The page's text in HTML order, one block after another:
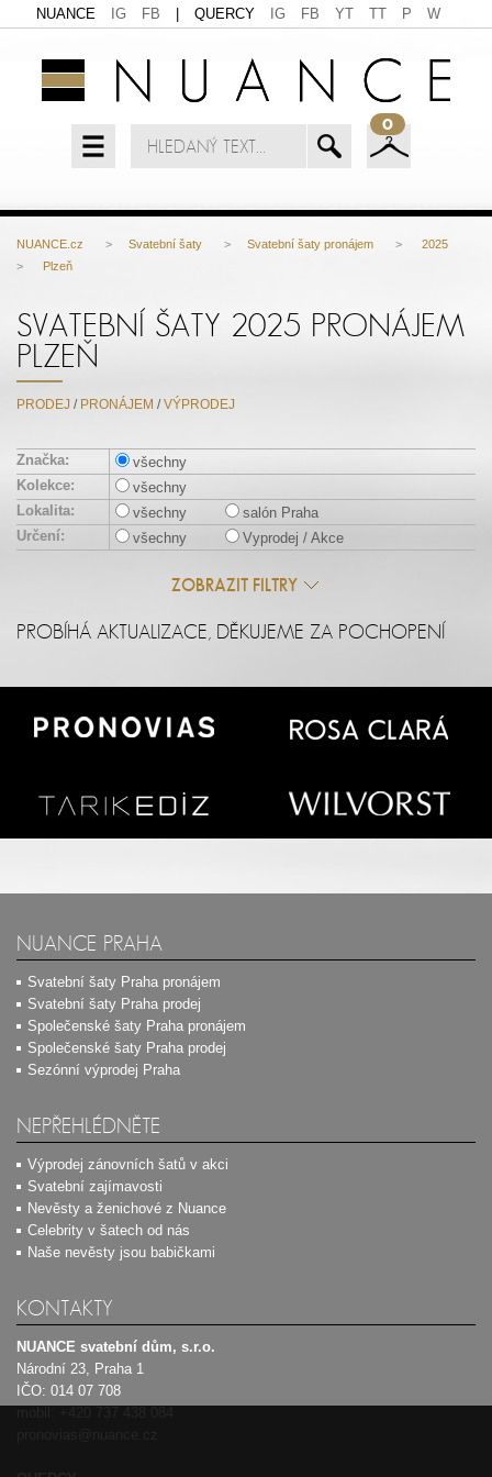
NUANCE IG FB QUERCY IG FB YT TT P W
0
NUANCE.cz > Svatební šaty > Svatební šaty pronájem >
2025
>
Plzeň
SVATEBNÍ ŠATY 2025 PRONÁJEM
PLZEŇ
PRODEJ / PRONÁJEM /VÝPRODEJ
Značka:
všechny
Kolekce:
všechny
Lokalita:
všechny
salón Praha
Určení:
všechny Vyprodej / Akce
ZOBRAZIT FILTRY
PROBÍHÁ AKTUALIZACE, DĚKUJEME ZA POCHOPENÍ
NUANCE PRAHA
Svatební šaty Praha pronájem
Svatební šaty Praha prodej
Společenské šaty Praha pronájem
Společenské šaty Praha prodej
Sezónní výprodej Praha
NEPŘEHLÉDNĚTE
Výprodej zánovních šatů v akci
Svatební zajímavosti
Nevěsty a ženichové z Nuance
Celebrity v šatech od nás
Naše nevěsty jsou babičkami
KONTAKTY
NUANCE svatební dům, s.r.o.
Národní 23, Praha 1
IČO: 014 07 708